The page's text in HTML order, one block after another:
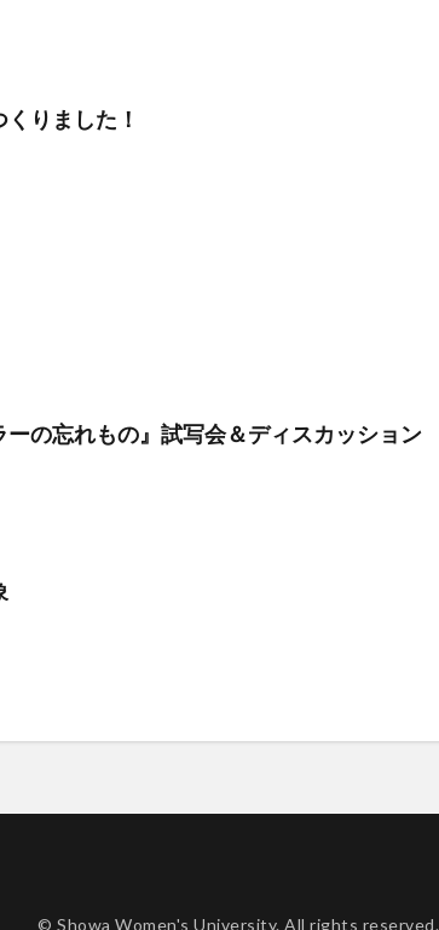
りました！
の忘れもの』試写会＆ディスカッション
© Showa Women's University. All rights reserved.